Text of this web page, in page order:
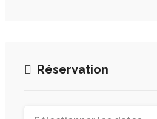
Réservation